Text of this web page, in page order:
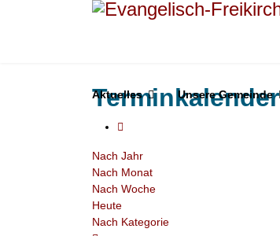
Aktuelles Unsere Gemeinde
Terminkalender
Nach Jahr
Nach Monat
Nach Woche
Heute
Nach Kategorie